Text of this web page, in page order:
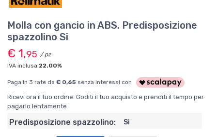
Molla con gancio in ABS. Predisposizione
spazzolino Si
€ 1,95 / pz
IVA inclusa 22.00%
Paga in 3 rate da € 0,65 senza interessi con
Ricevi ora il tuo ordine. Goditi il tuo acquisto e prenditi il tempo per
pagarlo lentamente
Predisposizione spazzolino: Si